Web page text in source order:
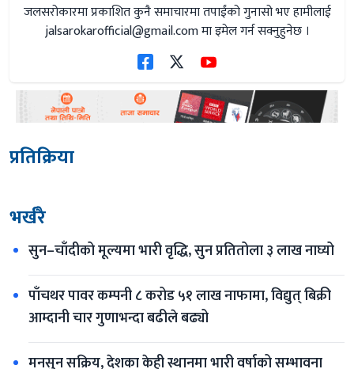
जलसरोकारमा प्रकाशित कुनै समाचारमा तपाईंको गुनासो भए हामीलाई
jalsarokarofficial@gmail.comमा इमेल गर्न सक्नुहुनेछ ।
प्रतिक्रिया
भर्खरै
सुन–चाँदीको मूल्यमा भारी वृद्धि, सुन प्रतितोला ३ लाख नाघ्यो
पाँचथर पावर कम्पनी ८ करोड ५१ लाख नाफामा, विद्युत् बिक्री
आम्दानी चार गुणाभन्दा बढीले बढ्यो
मनसुन सक्रिय, देशका केही स्थानमा भारी वर्षाको सम्भावना